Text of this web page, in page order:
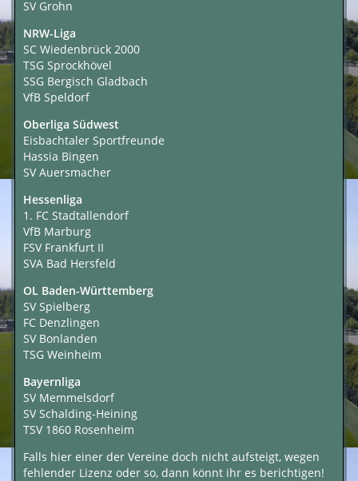
SV Grohn
NRW-Liga
SC Wiedenbrück 2000
TSG Sprockhövel
SSG Bergisch Gladbach
VfB Speldorf
Oberliga Südwest
Eisbachtaler Sportfreunde
Hassia Bingen
SV Auersmacher
Hessenliga
1. FC Stadtallendorf
VfB Marburg
FSV Frankfurt II
SVA Bad Hersfeld
OL Baden-Württemberg
SV Spielberg
FC Denzlingen
SV Bonlanden
TSG Weinheim
Bayernliga
SV Memmelsdorf
SV Schalding-Heining
TSV 1860 Rosenheim
Falls hier einer der Vereine doch nicht aufsteigt, wegen
fehlender Lizenz oder so, dann könnt ihr es berichtigen!